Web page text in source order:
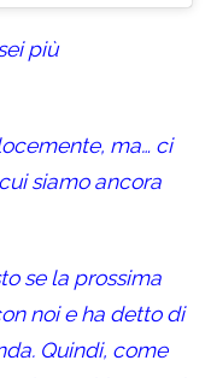
più
ma… ci
siamo ancora
se la prossima
noi e ha detto di
Quindi, come